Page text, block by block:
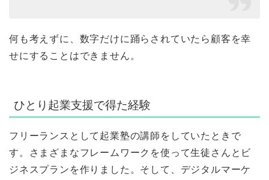
何も考えずに、数字だけに踊らされていたら顧客を幸
せにすることはできません。
ひとり起業支援で得た経験
フリーランスとして起業塾の講師をしていたときで
す。さまざまなフレームワークを使って生徒さんとビ
ジネスプランを作りました。そして、デジタルマーケ